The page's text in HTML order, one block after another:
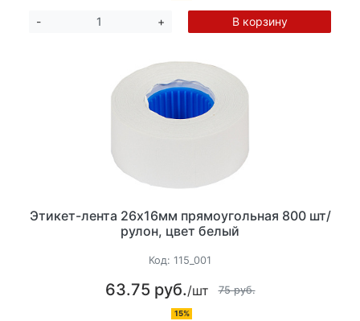
- + В корзину
Этикет-лента 26х16мм прямоугольная 800 шт/
рулон, цвет белый
Код: 115_001
63.75 руб./шт 75 руб.
15%